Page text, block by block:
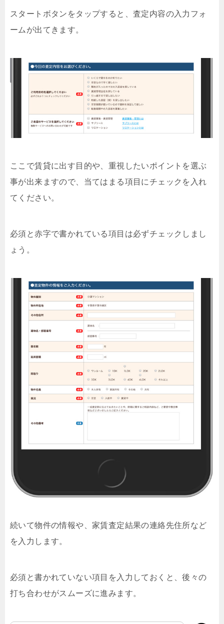
スタートボタンをタップすると、査定内容の入力フォ
ームが出てきます。
ここで賃貸に出す目的や、重視したいポイントを選ぶ
事が出来ますので、当てはまる項目にチェックを入れ
てください。
必須と赤字で書かれている項目は必ずチェックしまし
ょう。
続いて物件の情報や、家賃査定結果の連絡先住所など
を入力します。
必須と書かれていない項目を入力しておくと、後々の
打ち合わせがスムーズに進みます。